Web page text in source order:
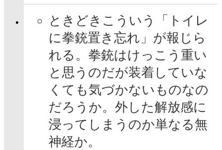
ときどきこういう「トイレ
に拳銃置き忘れ」が報じら
れる。拳銃はけっこう重い
と思うのだが装着していな
くても気づかないものなの
だろうか。外した解放感に
浸ってしまうのか単なる無
神経か。